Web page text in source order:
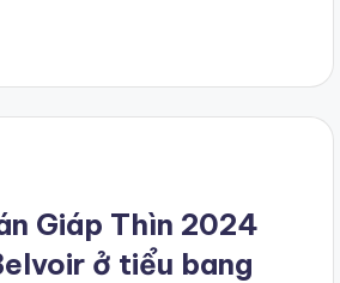
Giáp Thìn 2024
ở tiểu bang